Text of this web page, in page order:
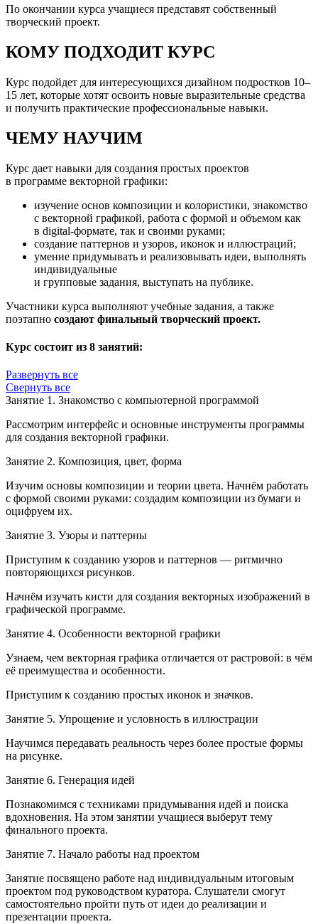
По окончании курса учащиеся представят собственный
творческий проект.
КОМУ ПОДХОДИТ КУРС
Курс подойдет для интересующихся дизайном подростков 10–
15 лет, которые хотят освоить новые выразительные средства
и получить практические профессиональные навыки.
ЧЕМУ НАУЧИМ
Курс дает навыки для создания простых проектов
в программе векторной графики:
изучение основ композиции и колористики, знакомство
с векторной графикой, работа с формой и объемом как
в digital-формате, так и своими руками;
создание паттернов и узоров, иконок и иллюстраций;
умение придумывать и реализовывать идеи, выполнять
индивидуальные
и групповые задания, выступать на публике.
Участники курса выполняют учебные задания, а также
поэтапно создают финальный творческий проект.
Курс состоит из 8 занятий:
Развернуть все
Свернуть все
Занятие 1. Знакомство с компьютерной программой
Рассмотрим интерфейс и основные инструменты программы
для создания векторной графики.
Занятие 2. Композиция, цвет, форма
Изучим основы композиции и теории цвета. Начнём работать
с формой своими руками: создадим композиции из бумаги и
оцифруем их.
Занятие 3. Узоры и паттерны
Приступим к созданию узоров и паттернов — ритмично
повторяющихся рисунков.
Начнём изучать кисти для создания векторных изображений в
графической программе.
Занятие 4. Особенности векторной графики
Узнаем, чем векторная графика отличается от растровой: в чём
её преимущества и особенности.
Приступим к созданию простых иконок и значков.
Занятие 5. Упрощение и условность в иллюстрации
Научимся передавать реальность через более простые формы
на рисунке.
Занятие 6. Генерация идей
Познакомимся с техниками придумывания идей и поиска
вдохновения. На этом занятии учащиеся выберут тему
финального проекта.
Занятие 7. Начало работы над проектом
Занятие посвящено работе над индивидуальным итоговым
проектом под руководством куратора. Слушатели смогут
самостоятельно пройти путь от идеи до реализации и
презентации проекта.